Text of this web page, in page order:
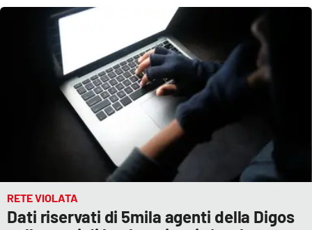
Cultura
Economia e Lavoro
Politica
Sport
RETE VIOLATA
Dati riservati di 5mila agenti della Digos